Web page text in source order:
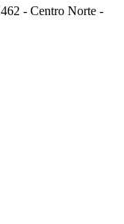
- Centro Norte -